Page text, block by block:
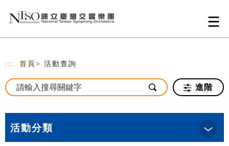
::: 首頁 > 活動查詢
進階
活動分類